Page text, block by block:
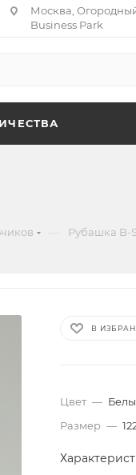
Москва, Огородный
Business Park
Рубашка B-
В
Цвет —
Размер —